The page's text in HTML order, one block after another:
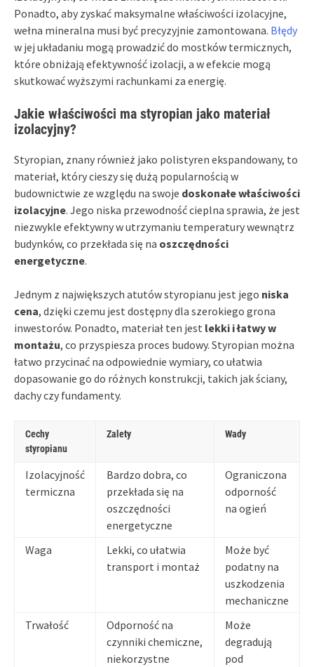
Ponadto, aby zyskać maksymalne właściwości izolacyjne,
wełna mineralna musi być precyzyjnie zamontowana. Błędy
w jej układaniu mogą prowadzić do mostków termicznych,
które obniżają efektywność izolacji, a w efekcie mogą
skutkować wyższymi rachunkami za energię.
Jakie właściwości ma styropian jako materiał
izolacyjny?
Styropian, znany również jako polistyren ekspandowany, to
materiał, który cieszy się dużą popularnością w
budownictwie ze względu na swoje doskonałe właściwości
izolacyjne. Jego niska przewodność cieplna sprawia, że jest
niezwykle efektywny w utrzymaniu temperatury wewnątrz
budynków, co przekłada się na oszczędności
energetyczne.
Jednym z największych atutów styropianu jest jego niska
cena, dzięki czemu jest dostępny dla szerokiego grona
inwestorów. Ponadto, materiał ten jest lekki i łatwy w
montażu, co przyspiesza proces budowy. Styropian można
łatwo przycinać na odpowiednie wymiary, co ułatwia
dopasowanie go do różnych konstrukcji, takich jak ściany,
dachy czy fundamenty.
Cechy
styropianu
Zalety Wady
Izolacyjność
termiczna
Bardzo dobra, co
przekłada się na
oszczędności
energetyczne
Ograniczona
odporność
na ogień
Waga
Lekki, co ułatwia
transport i montaż
Może być
podatny na
uszkodzenia
mechaniczne
Trwałość
Odporność na
czynniki chemiczne,
niekorzystne
Może
degradują
pod